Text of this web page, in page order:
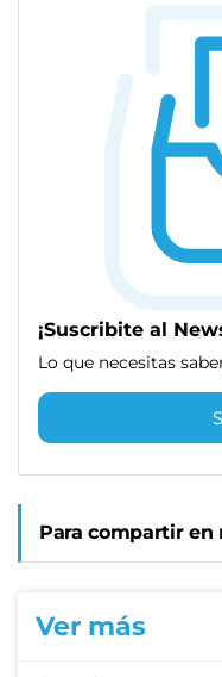
¡Suscribite al
Lo que necesitas
Para compartir en
Ver más